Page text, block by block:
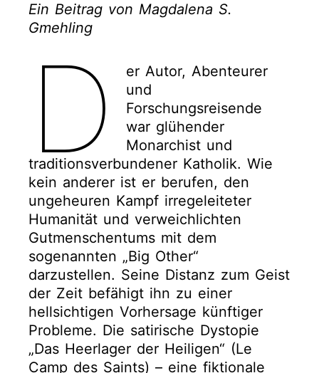
Ein Beitrag von Magdalena S.
Gmehling
D
er Autor, Abenteurer
und
Forschungsreisende
war glühender
Monarchist und
traditionsverbundener Katholik. Wie
kein anderer ist er berufen, den
ungeheuren Kampf irregeleiteter
Humanität und verweichlichten
Gutmenschentums mit dem
sogenannten „Big Other“
darzustellen. Seine Distanz zum Geist
der Zeit befähigt ihn zu einer
hellsichtigen Vorhersage künftiger
Probleme. Die satirische Dystopie
„Das Heerlager der Heiligen“ (Le
Camp des Saints) – eine fiktionale